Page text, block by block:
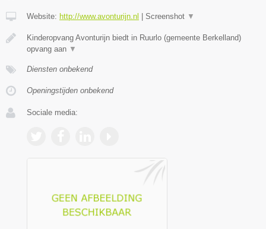
Website: http://www.avonturijn.nl Screenshot ▼
Kinderopvang Avonturijn biedt in Ruurlo (gemeente Berkelland)
opvang aan ▼
Diensten onbekend
Openingstijden onbekend
Sociale media: